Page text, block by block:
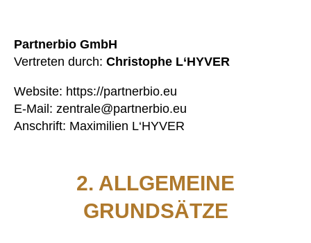
Partnerbio GmbH
Vertreten durch: Christophe L‘HYVER
Website: https://partnerbio.eu
E-Mail: zentrale@partnerbio.eu
Anschrift: Maximilien L‘HYVER
2. ALLGEMEINE
GRUNDSÄTZE